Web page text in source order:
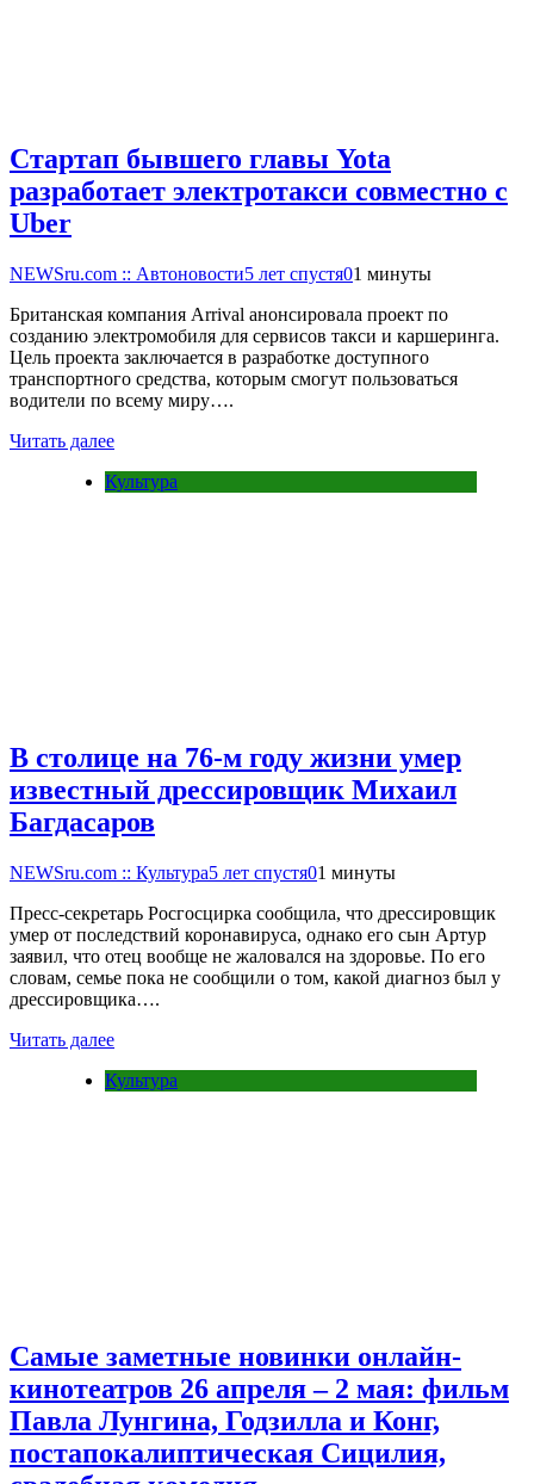
Стартап бывшего главы Yota
разработает электротакси совместно с
Uber
NEWSru.com :: Автоновости5 лет спустя01 минуты
Британская компания Arrival анонсировала проект по
созданию электромобиля для сервисов такси и каршеринга.
Цель проекта заключается в разработке доступного
транспортного средства, которым смогут пользоваться
водители по всему миру….
Читать далее
Культура
В столице на 76-м году жизни умер
известный дрессировщик Михаил
Багдасаров
NEWSru.com :: Культура5 лет спустя01 минуты
Пресс-секретарь Росгосцирка сообщила, что дрессировщик
умер от последствий коронавируса, однако его сын Артур
заявил, что отец вообще не жаловался на здоровье. По его
словам, семье пока не сообщили о том, какой диагноз был у
дрессировщика….
Читать далее
Культура
Самые заметные новинки онлайн-
кинотеатров 26 апреля – 2 мая: фильм
Павла Лунгина, Годзилла и Конг,
постапокалиптическая Сицилия,